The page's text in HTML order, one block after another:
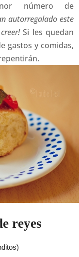
número de
autorregalado este
Si les quedan
gastos y comidas,
reyes